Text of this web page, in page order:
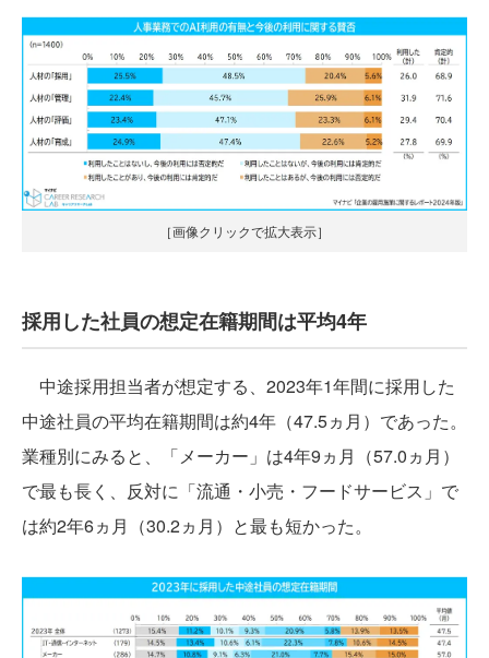
［画像クリックで拡大表示］
採用した社員の想定在籍期間は平均4年
中途採用担当者が想定する、2023年1年間に採用した
中途社員の平均在籍期間は約4年（47.5ヵ月）であった。
業種別にみると、「メーカー」は4年9ヵ月（57.0ヵ月）
で最も長く、反対に「流通・小売・フードサービス」で
は約2年6ヵ月（30.2ヵ月）と最も短かった。